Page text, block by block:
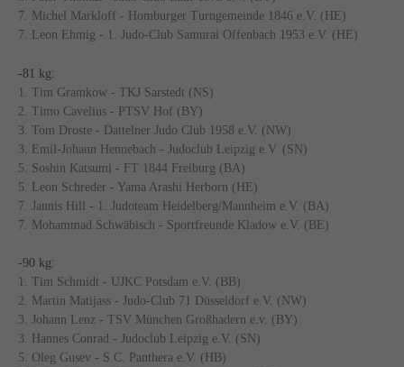
7. Michel Markloff - Homburger Turngemeinde 1846 e.V. (HE)
7. Leon Ehmig - 1. Judo-Club Samurai Offenbach 1953 e.V. (HE)
-81 kg:
1. Tim Gramkow - TKJ Sarstedt (NS)
2. Timo Cavelius - PTSV Hof (BY)
3. Tom Droste - Dattelner Judo Club 1958 e.V. (NW)
3. Emil-Johann Hennebach - Judoclub Leipzig e.V. (SN)
5. Soshin Katsumi - FT 1844 Freiburg (BA)
5. Leon Schreder - Yama Arashi Herborn (HE)
7. Jannis Hill - 1. Judoteam Heidelberg/Mannheim e.V. (BA)
7. Mohammad Schwäbisch - Sportfreunde Kladow e.V. (BE)
-90 kg:
1. Tim Schmidt - UJKC Potsdam e.V. (BB)
2. Martin Matijass - Judo-Club 71 Düsseldorf e.V. (NW)
3. Johann Lenz - TSV München Großhadern e.v. (BY)
3. Hannes Conrad - Judoclub Leipzig e.V. (SN)
5. Oleg Gusev - S.C. Panthera e.V. (HB)